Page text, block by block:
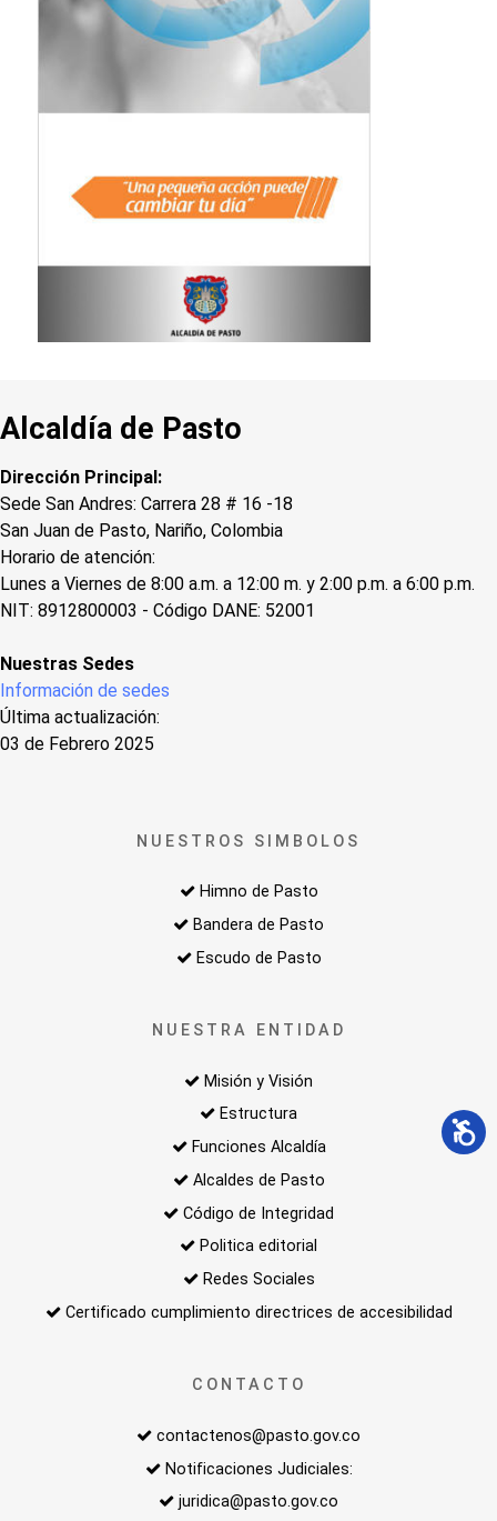
Alcaldía de Pasto
Dirección Principal:
Sede San Andres: Carrera 28 # 16 -18
San Juan de Pasto, Nariño, Colombia
Horario de atención:
Lunes a Viernes de 8:00 a.m. a 12:00 m. y 2:00 p.m. a 6:00 p.m.
NIT: 8912800003 - Código DANE: 52001
Nuestras Sedes
Información de sedes
Última actualización:
03 de Febrero 2025
NUESTROS SIMBOLOS
Himno de Pasto
Bandera de Pasto
Escudo de Pasto
NUESTRA ENTIDAD
Misión y Visión
Estructura
Funciones Alcaldía
Alcaldes de Pasto
Código de Integridad
Politica editorial
Redes Sociales
Certificado cumplimiento directrices de accesibilidad
CONTACTO
contactenos@pasto.gov.co
Notificaciones Judiciales:
juridica@pasto.gov.co